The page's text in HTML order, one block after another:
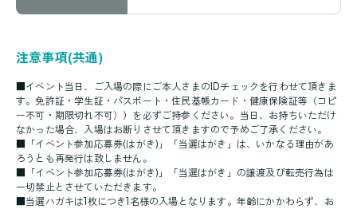
注意事項(共通)
イベント当日、ご入場の際にご本人さまのIDチェックを行わせて頂きま
す。免許証・学生証・パスポート・住民基帳カード・健康保険証等（コピ
ー不可・期限切れ不可））を必ずご持参ください。 当日、お持ちいただけ
なかった場合、入場はお断りさせて頂きますので予めご了承ください。
■「イベント参加応募券(はがき)」「当選はがき」は、いかなる理由があ
ろうとも再発行は致しません。
■「イベント参加応募券(はがき)」「当選はがき」の譲渡及び転売行為は
一切禁止とさせていただきます。
■当選ハガキは1枚につき1名様の入場となります。年齢にかかわらず、お